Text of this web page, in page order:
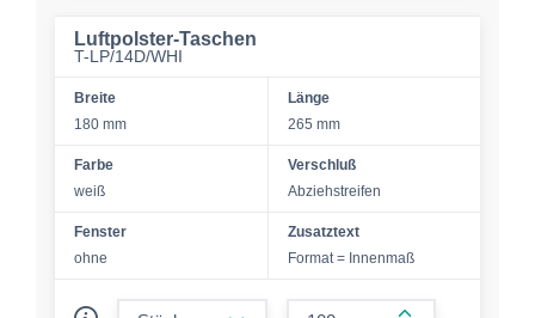
Luftpolster-Taschen
T-LP/14D/WHI
Breite
180 mm
Länge
265 mm
Farbe
weiß
Verschluß
Abziehstreifen
Fenster
ohne
Zusatztext
Format = Innenmaß